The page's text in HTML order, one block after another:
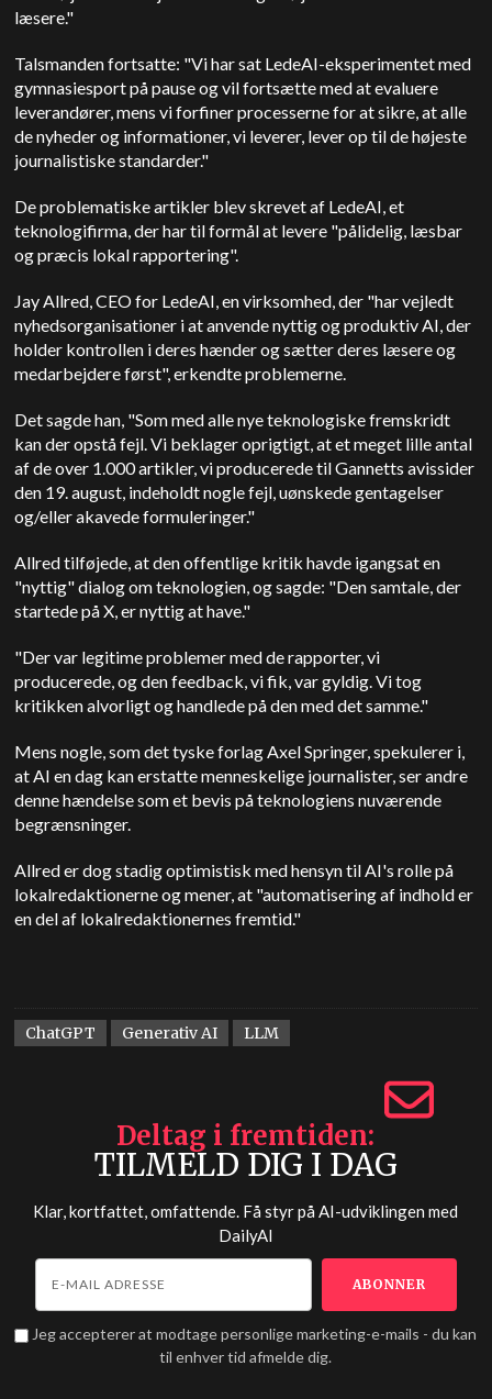
læsere."
Talsmanden fortsatte: "Vi har sat LedeAI-eksperimentet med
gymnasiesport på pause og vil fortsætte med at evaluere
leverandører, mens vi forfiner processerne for at sikre, at alle
de nyheder og informationer, vi leverer, lever op til de højeste
journalistiske standarder."
De problematiske artikler blev skrevet af LedeAI, et
teknologifirma, der har til formål at levere "pålidelig, læsbar
og præcis lokal rapportering".
Jay Allred, CEO for LedeAI, en virksomhed, der "har vejledt
nyhedsorganisationer i at anvende nyttig og produktiv AI, der
holder kontrollen i deres hænder og sætter deres læsere og
medarbejdere først", erkendte problemerne.
Det sagde han, "Som med alle nye teknologiske fremskridt
kan der opstå fejl. Vi beklager oprigtigt, at et meget lille antal
af de over 1.000 artikler, vi producerede til Gannetts avissider
den 19. august, indeholdt nogle fejl, uønskede gentagelser
og/eller akavede formuleringer."
Allred tilføjede, at den offentlige kritik havde igangsat en
"nyttig" dialog om teknologien, og sagde: "Den samtale, der
startede på X, er nyttig at have."
"Der var legitime problemer med de rapporter, vi
producerede, og den feedback, vi fik, var gyldig. Vi tog
kritikken alvorligt og handlede på den med det samme."
Mens nogle, som det tyske forlag Axel Springer, spekulerer i,
at AI en dag kan erstatte menneskelige journalister, ser andre
denne hændelse som et bevis på teknologiens nuværende
begrænsninger.
Allred er dog stadig optimistisk med hensyn til AI's rolle på
lokalredaktionerne og mener, at "automatisering af indhold er
en del af lokalredaktionernes fremtid."
ChatGPT Generativ AI LLM
Deltag i fremtiden
TILMELD DIG I DAG
Klar, kortfattet, omfattende. Få styr på AI-udviklingen med
DailyAI
Jeg accepterer at modtage personlige marketing-e-mails - du kan
til enhver tid afmelde dig.